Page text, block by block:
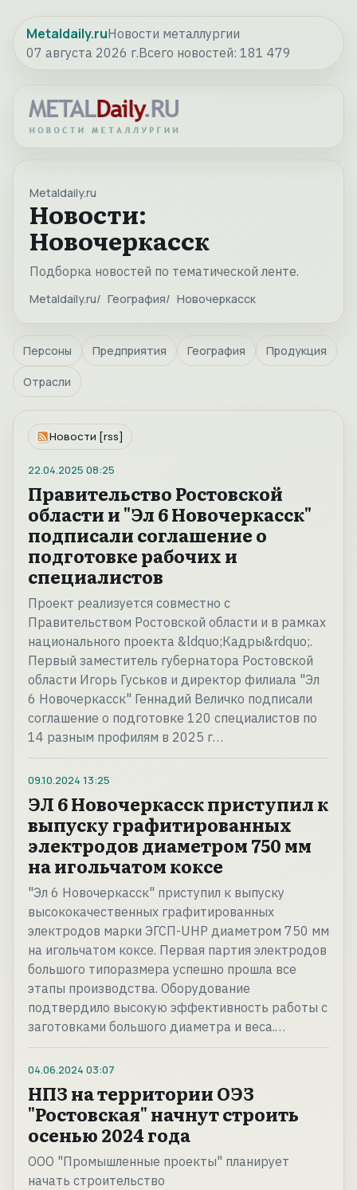
Metaldaily.ruНовости металлургии
07 августа 2026 г.Всего новостей: 181 479
Metaldaily.ru
Новости:
Новочеркасск
Подборка новостей по тематической ленте.
Metaldaily.ru География Новочеркасск
Персоны Предприятия География Продукция
Отрасли
Новости [rss]
22.04.2025 08:25
Правительство Ростовской
области и "Эл 6 Новочеркасск"
подписали соглашение о
подготовке рабочих и
специалистов
Проект реализуется совместно с
Правительством Ростовской области и в рамках
национального проекта &ldquo;Кадры&rdquo;.
Первый заместитель губернатора Ростовской
области Игорь Гуськов и директор филиала "Эл
6 Новочеркасск" Геннадий Величко подписали
соглашение о подготовке 120 специалистов по
14 разным профилям в 2025 г…
09.10.2024 13:25
ЭЛ 6 Новочеркасск приступил к
выпуску графитированных
электродов диаметром 750 мм
на игольчатом коксе
"Эл 6 Новочеркасск" приступил к выпуску
высококачественных графитированных
электродов марки ЭГСП-UHP диаметром 750 мм
на игольчатом коксе. Первая партия электродов
большого типоразмера успешно прошла все
этапы производства. Оборудование
подтвердило высокую эффективность работы с
заготовками большого диаметра и веса.…
04.06.2024 03:07
НПЗ на территории ОЭЗ
"Ростовская" начнут строить
осенью 2024 года
ООО "Промышленные проекты" планирует
начать строительство